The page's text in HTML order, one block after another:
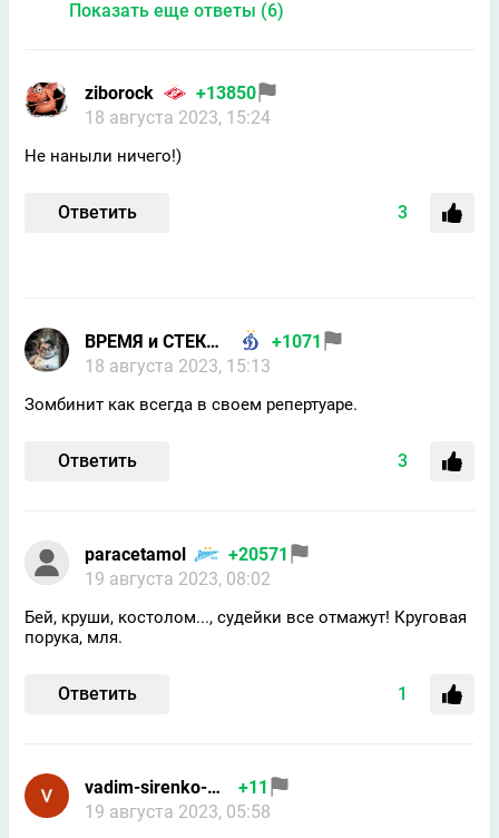
Показать еще ответы (6)
ziborock
+13850
18 августа 2023, 15:24
Не наныли ничего!)
Ответить 3
ВРЕМЯ и СТЕКЛО
+1071
18 августа 2023, 15:13
Зомбинит как всегда в своем репертуаре.
Ответить 3
paracetamol
+20571
19 августа 2023, 08:02
Бей, круши, костолом..., судейки все отмажут! Круговая
порука, мля.
Ответить 1
vadim-sirenko-google
+11
19 августа 2023, 05:58